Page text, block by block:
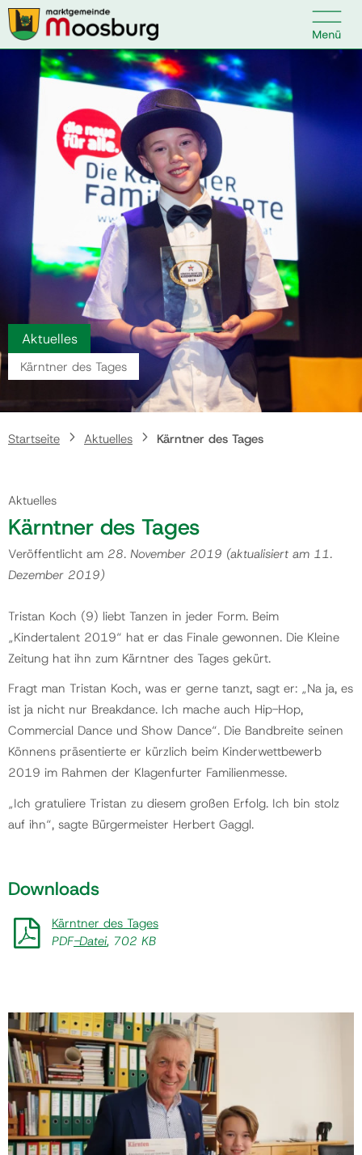
Kontakt 
Suche nach:
Startseite
Kundenservice
Ihr Anliegen
Veranstaltungen
Politik
Gemeinde
Aktuelles
Kärntner des Tages
Startseite Aktuelles Kärntner des Tages
Aktuelles
Kärntner des Tages
Veröffentlicht am 28. November 2019 (aktualisiert am 11.
Dezember 2019)
Tristan Koch (9) liebt Tanzen in jeder Form. Beim
„Kindertalent 2019“ hat er das Finale gewonnen. Die Kleine
Zeitung hat ihn zum Kärntner des Tages gekürt.
Fragt man Tristan Koch, was er gerne tanzt, sagt er: „Na ja, es
ist ja nicht nur Breakdance. Ich mache auch Hip-Hop,
Commercial Dance und Show Dance“. Die Bandbreite seinen
Könnens präsentierte er kürzlich beim Kinderwettbewerb
2019 im Rahmen der Klagenfurter Familienmesse.
„Ich gratuliere Tristan zu diesem großen Erfolg. Ich bin stolz
auf ihn“, sagte Bürgermeister Herbert Gaggl.
Downloads
Kärntner des Tages
PDF-Datei, 702 KB